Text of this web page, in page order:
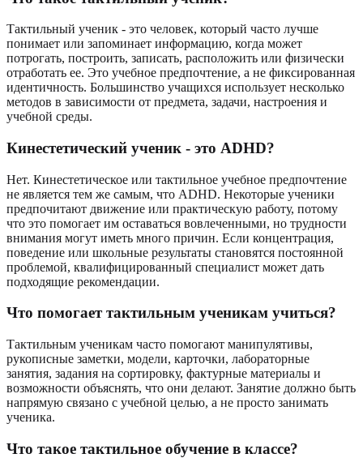
Тактильный ученик - это человек, который часто лучше
понимает или запоминает информацию, когда может
потрогать, построить, записать, расположить или физически
отработать ее. Это учебное предпочтение, а не фиксированная
идентичность. Большинство учащихся использует несколько
методов в зависимости от предмета, задачи, настроения и
учебной среды.
Кинестетический ученик - это ADHD?
Нет. Кинестетическое или тактильное учебное предпочтение
не является тем же самым, что ADHD. Некоторые ученики
предпочитают движение или практическую работу, потому
что это помогает им оставаться вовлеченными, но трудности
внимания могут иметь много причин. Если концентрация,
поведение или школьные результаты становятся постоянной
проблемой, квалифицированный специалист может дать
подходящие рекомендации.
Что помогает тактильным ученикам учиться?
Тактильным ученикам часто помогают манипулятивы,
рукописные заметки, модели, карточки, лабораторные
занятия, задания на сортировку, фактурные материалы и
возможности объяснять, что они делают. Занятие должно быть
напрямую связано с учебной целью, а не просто занимать
ученика.
Что такое тактильное обучение в классе?